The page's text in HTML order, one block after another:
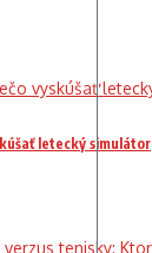
letecký simulátor